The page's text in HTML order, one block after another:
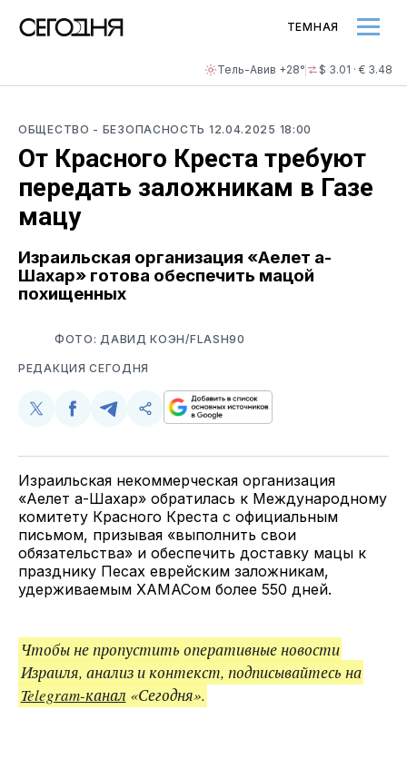
Тель-Авив +28° $ 3.01 · € 3.48
ТЕМНАЯ
ОБЩЕСТВО - БЕЗОПАСНОСТЬ 12.04.2025 18:00
От Красного Креста требуют
передать заложникам в Газе
мацу
Израильская организация «Аелет а-
Шахар» готова обеспечить мацой
похищенных
ФОТО: ДАВИД КОЭН/FLASH90
РЕДАКЦИЯ СЕГОДНЯ
Поделиться
Twitter
Поделиться
Facebook
Поделиться
Telegram
Скопируйте
поделитесь
Израильская некоммерческая организация
«Аелет а-Шахар» обратилась к Международному
комитету Красного Креста с официальным
письмом, призывая «выполнить свои
обязательства» и обеспечить доставку мацы к
празднику Песах еврейским заложникам,
удерживаемым ХАМАСом более 550 дней.
Чтобы не пропустить оперативные новости
Израиля, анализ и контекст, подписывайтесь на
Telegram-канал «Сегодня».